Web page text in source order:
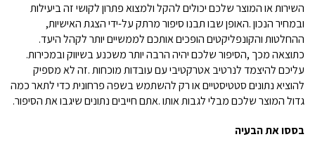
השירות או המוצר שלכם יכולים להקל ולמצוא פתרון לקושי זה ביעילות
ובמחיר הנכון.האופן שבו תבנו סיפור מרתק על-ידי הצגת האישיות,
ההחלטות והקונפליקטים הופכים אותכם לממשיים יותר לקהל היעד.
כתוצאה מכך ,הסיפור שלכם יהיה הרבה יותר משכנע בשיווק ובמכירות.
עליכם להיצמד לנרטיב אטרקטיבי עם עובדות מוכחות.זה לא מספיק
להוציא נתונים סטטיסטיים או רק להשתמש בשפה פרחונית כדי לתאר כמה
גדול המוצר שלכם מבלי לגבות אותו.אתם חייבים נתונים שיגבו את הסיפור.
בססואתהבעיה